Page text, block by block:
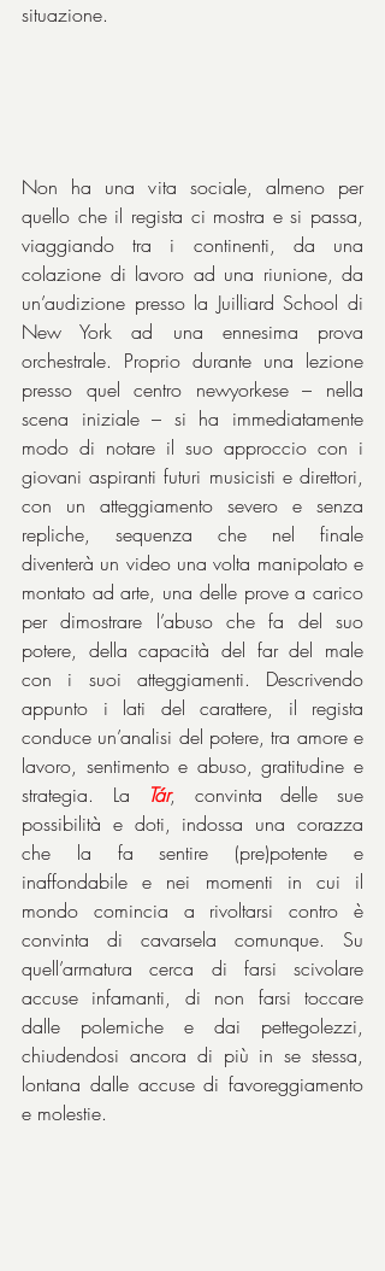
situazione.
Non ha una vita sociale, almeno per
quello che il regista ci mostra e si passa,
viaggiando tra i continenti, da una
colazione di lavoro ad una riunione, da
un’audizione presso la Juilliard School di
New York ad una ennesima prova
orchestrale. Proprio durante una lezione
presso quel centro newyorkese – nella
scena iniziale – si ha immediatamente
modo di notare il suo approccio con i
giovani aspiranti futuri musicisti e direttori,
con un atteggiamento severo e senza
repliche, sequenza che nel finale
diventerà un video una volta manipolato e
montato ad arte, una delle prove a carico
per dimostrare l’abuso che fa del suo
potere, della capacità del far del male
con i suoi atteggiamenti. Descrivendo
appunto i lati del carattere, il regista
conduce un’analisi del potere, tra amore e
lavoro, sentimento e abuso, gratitudine e
strategia. La
Tár, convinta delle sue
possibilità e doti, indossa una corazza
che la fa sentire (pre)potente e
inaffondabile e nei momenti in cui il
mondo comincia a rivoltarsi contro è
convinta di cavarsela comunque. Su
quell’armatura cerca di farsi scivolare
accuse infamanti, di non farsi toccare
dalle polemiche e dai pettegolezzi,
chiudendosi ancora di più in se stessa,
lontana dalle accuse di favoreggiamento
e molestie.